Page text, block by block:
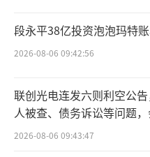
2亿英镑，同比增长
上涨2.1%，但销量下
司基本营业利润下降
段永平38亿投资泡泡玛特
2026-08-06 09:42:56
联创光电连发六则利空公
人被查、债务诉讼等问题
所曾出具“保留意见”
2026-08-06 09:43:47